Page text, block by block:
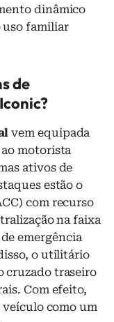
dinâmico
uso familiar
de
vem equipada
motorista
ativos de
estão o
com recurso
na faixa
emergência
o utilitário
cruzado traseiro
Com efeito,
veículo como um